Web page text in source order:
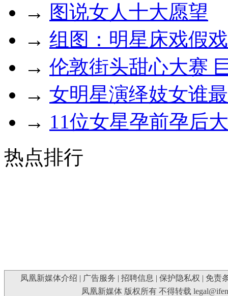
→ 图说女人十大愿望
→ 组图：明星床戏假
→ 伦敦街头甜心大赛
→ 女明星演绎妓女谁
→ 11位女星孕前孕后
热点排行
凤凰新媒体介绍 | 广告服务 | 招聘信息 | 保护隐私权 | 免责
凤凰新媒体 版权所有 不得转载